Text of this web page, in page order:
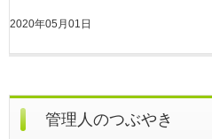
2020年05月01日
管理人のつぶやき